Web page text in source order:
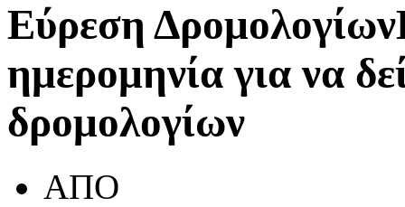
Εύρεση Δρομολογίων
ημερομηνία για να
δρομολογίων
ΑΠΟ